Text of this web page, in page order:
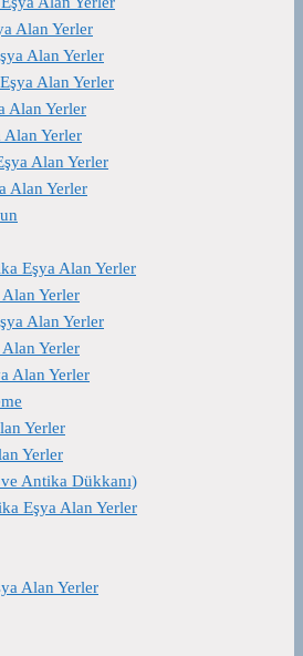
Alan Yerler
Alan Yerler
Alan Yerler
Alan Yerler
Yerler
Alan Yerler
Alan Yerler
Eşya Alan Yerler
Yerler
Alan Yerler
Yerler
Alan Yerler
Yerler
Yerler
Antika Dükkanı)
Eşya Alan Yerler
Alan Yerler